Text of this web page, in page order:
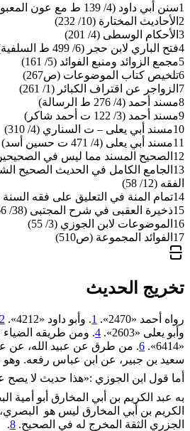
1سنن أبي داود (4/ 139 ط مع عون المعبود)
2 الأحاديث المختارة (10/ 232)
3 الأحكام الوسطى (4/ 201)
4فتح الباري لابن حجر (6/ 499 ط السلفية)
5مجمع الزوائد ومنبع الفوائد (5/ 161)
6تلخيص كتاب الموضوعات (ص267)
7 الزواجر عن اقتراف الكبائر (1/ 261)
8مسند أحمد (4/ 276 ط الرسالة)
9مسند أحمد (3/ 122 ت أحمد شاكر)
10مسند أبي يعلى – ت السناري (4/ 310)
11مسند أبي يعلى (4/ 471 ت حسين أسد)
12 الصحيح المسند مما ليس في الصحيحين (1/
13 الجامع الكامل في الحديث الصحيح
الفقه (12/ 58)
14تمام المنة في التعليق على فقه السنة
15ذخيرة العقبى في شرح المجتبى (38/ 66)
16 الموضوعات لابن الجوزي (3/ 55)
17 الفوائد المجموعة (ص510)
تخريج الحديث
رواه أحمد «2470». 1. وأبو داود «4212». 2
وأبو يعلى «2603».
4. ومن طريقه الضياء
«6414».
6. من طرق عن عبيد الله، عن
سعيد بن جبير، عن ابن عباس رفعه.
أما قول ابن الجوزي :«هذا حديث لا
به عبد الكريم بن أبي المخارق أبو أمية
الكريم بن أبي المخارق ليس هو البصري،
‌الجزري ‌الثقة ‌المخرج ‌له ‌في ‌الصحيح. 8
.